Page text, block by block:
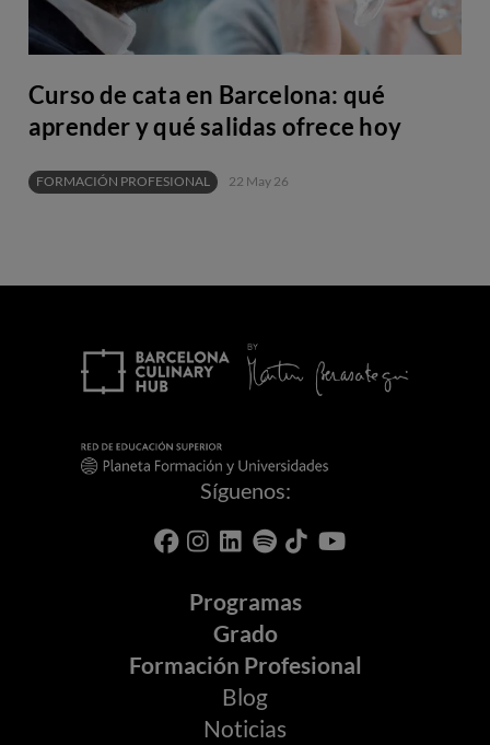
Curso de cata en Barcelona: qué
aprender y qué salidas ofrece hoy
FORMACIÓN PROFESIONAL 22 May 26
Síguenos:
Programas
Grado
Formación Profesional
Blog
Noticias